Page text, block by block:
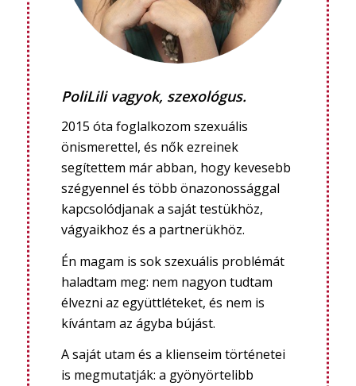
PoliLili vagyok, szexológus.
2015 óta foglalkozom szexuális
önismerettel, és nők ezreinek
segítettem már abban, hogy kevesebb
szégyennel és több önazonossággal
kapcsolódjanak a saját testükhöz,
vágyaikhoz és a partnerükhöz.
Én magam is sok szexuális problémát
haladtam meg: nem nagyon tudtam
élvezni az együttléteket, és nem is
kívántam az ágyba bújást.
A saját utam és a klienseim történetei
is megmutatják: a gyönyörtelibb